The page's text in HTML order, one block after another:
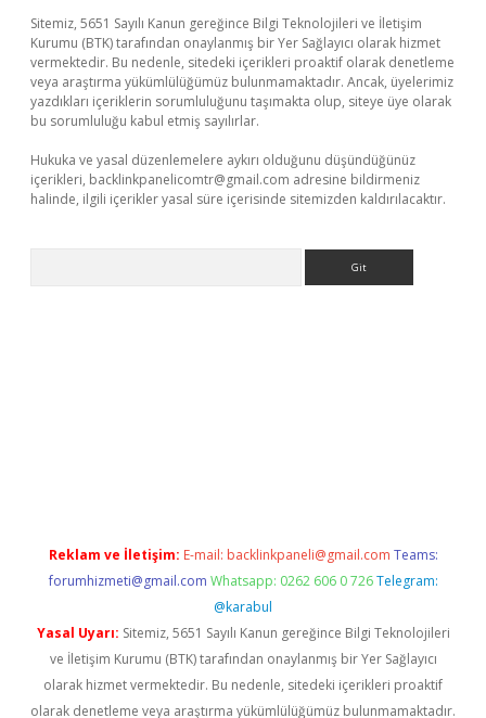
Sitemiz, 5651 Sayılı Kanun gereğince Bilgi Teknolojileri ve İletişim
Kurumu (BTK) tarafından onaylanmış bir Yer Sağlayıcı olarak hizmet
vermektedir. Bu nedenle, sitedeki içerikleri proaktif olarak denetleme
veya araştırma yükümlülüğümüz bulunmamaktadır. Ancak, üyelerimiz
yazdıkları içeriklerin sorumluluğunu taşımakta olup, siteye üye olarak
bu sorumluluğu kabul etmiş sayılırlar.
Hukuka ve yasal düzenlemelere aykırı olduğunu düşündüğünüz
içerikleri, backlinkpanelicomtr@gmail.com adresine bildirmeniz
halinde, ilgili içerikler yasal süre içerisinde sitemizden kaldırılacaktır.
Reklam ve İletişim: E-mail: backlinkpaneli@gmail.com Teams:
forumhizmeti@gmail.com Whatsapp: 0262 606 0 726 Telegram:
@karabul
Yasal Uyarı: Sitemiz, 5651 Sayılı Kanun gereğince Bilgi Teknolojileri
ve İletişim Kurumu (BTK) tarafından onaylanmış bir Yer Sağlayıcı
olarak hizmet vermektedir. Bu nedenle, sitedeki içerikleri proaktif
olarak denetleme veya araştırma yükümlülüğümüz bulunmamaktadır.